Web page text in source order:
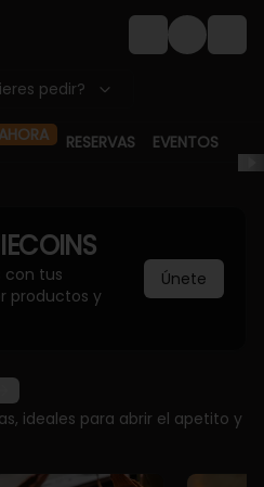
Login
pedir?
RESERVAS EVENTOS
con tus
productos y
Únete
ideales para abrir el apetito y